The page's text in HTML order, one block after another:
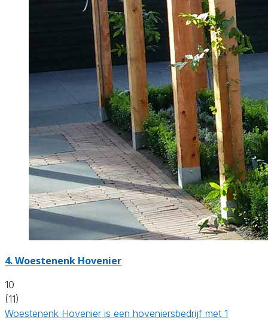
4.Woestenenk Hovenier
10
(11)
Woestenenk Hovenier is een hoveniersbedrijf met 1